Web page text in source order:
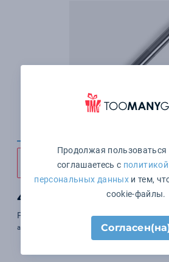
438 ₽
Ручка шариковая Superbia, темно-
арт. 16165.10
Продолжая
соглашаетесь с
персональных данныхи тем,
cookie-файлы.